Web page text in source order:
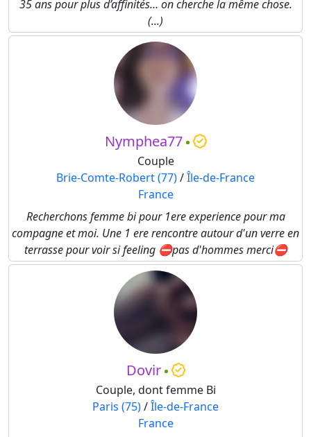
35 ans pour plus d’affinités… on cherche la même chose.
(...)
Nymphea77
Couple
Brie-Comte-Robert (77)/Île-de-France
France
Recherchons femme bi pour 1ere experience pour ma
compagne et moi. Une 1 ere rencontre autour d'un verre en
terrasse pour voir si feeling ⛔️pas d'hommes merci⛔️
Dovir
Couple, dont femme Bi
Paris (75)/Île-de-France
France